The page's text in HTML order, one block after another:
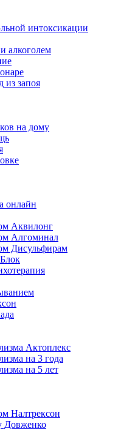
интоксикации
алкоголем
из запоя
на дому
онлайн
Аквилонг
Алгоминал
Дисульфирам
Актоплекс
на 3 года
на 5 лет
Налтрексон
Довженко